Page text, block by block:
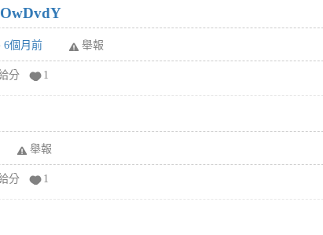
6個月前 舉報
分 1
舉報
分 1